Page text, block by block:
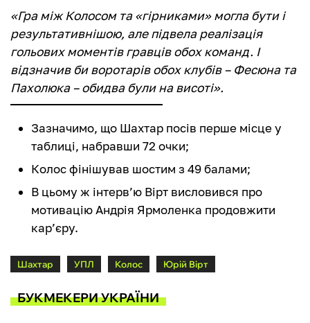
«Гра між Колосом та «гірниками» могла бути і
результативнішою, але підвела реалізація
гольових моментів гравців обох команд. І
відзначив би воротарів обох клубів – Фесюна та
Пахолюка – обидва були на висоті».
Зазначимо, що Шахтар посів перше місце у
таблиці, набравши 72 очки;
Колос фінішував шостим з 49 балами;
В цьому ж інтерв’ю Вірт висловився про
мотивацію Андрія Ярмоленка продовжити
кар’єру.
Шахтар УПЛ Колос Юрій Вірт
БУКМЕКЕРИ УКРАЇНИ